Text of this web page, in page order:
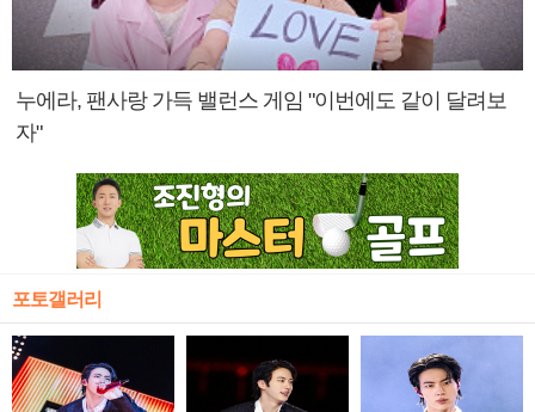
누에라, 팬사랑 가득 밸런스 게임 "이번에도 같이 달려보
자"
포토갤러리